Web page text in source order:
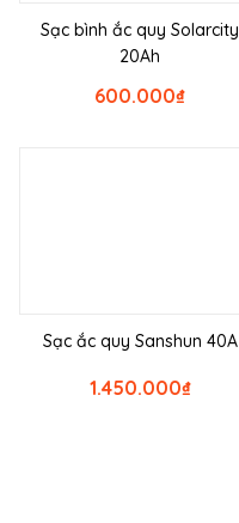
Sạc bình ắc quy Solarcity
20Ah
₫
600.000
Sạc ắc quy Sanshun 40A
₫
1.450.000